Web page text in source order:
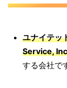
ユナイテッ
Service,
する会社で